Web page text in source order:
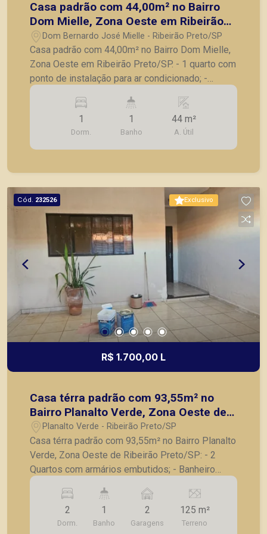
Casa padrão com 44,00m² no Bairro
Dom Mielle, Zona Oeste em Ribeirão
Preto/SP.
Dom Bernardo José Mielle - Ribeirão Preto/SP
Casa padrão com 44,00m² no Bairro Dom Mielle,
Zona Oeste em Ribeirão Preto/SP. - 1 quarto com
ponto de instalação para ar condicionado; -
Banheiro social com box em vidro e gabinete; -
Sala; - Cozinha com gabinete de pia; - Área de
serviço; - Corredor lateral; - Não vaga de tem
seus clientes com agilidade e segurança, em
Ribeirão Preto.
1
Dorm.
1
Banho
44 m²
A. Útil
Exclusivo
Cód. 232526
R$ 1.700,00 L
Casa térra padrão com 93,55m² no
Bairro Planalto Verde, Zona Oeste de
Ribeirão Preto/SP:
Planalto Verde - Ribeirão Preto/SP
Casa térra padrão com 93,55m² no Bairro Planalto
Verde, Zona Oeste de Ribeirão Preto/SP: - 2
Quartos com armários embutidos; - Banheiro
social; - Sala para 2 ambientes; - Cozinha com
amários; - Lavanderia; - Corredor lateral; -
Pequeno quintal no fundo; - 2 Vagas de garagem.
A Piramid tem como objetivo atender seus
2
Dorm.
1
Banho
2
Garagens
125 m²
Terreno